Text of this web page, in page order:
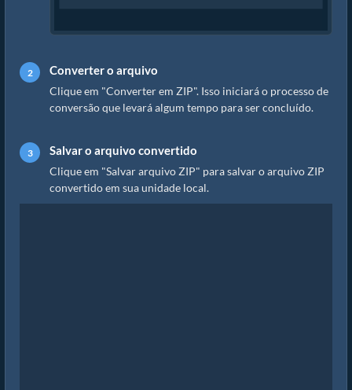
Converter o arquivo
Clique em "Converter em ZIP". Isso iniciará o processo de
conversão que levará algum tempo para ser concluído.
Salvar o arquivo convertido
Clique em "Salvar arquivo ZIP" para salvar o arquivo ZIP
convertido em sua unidade local.